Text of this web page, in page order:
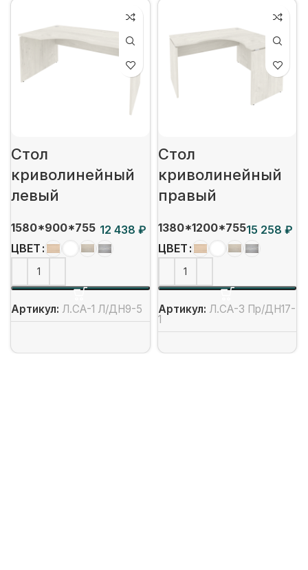
Стол
криволинейный
левый
1580*900*755
₽
ЦВЕТ
Артикул: Л.СА-1 Л/ДН9-5
Стол
криволинейный
правый
1380*1200*755
₽
ЦВЕТ
Артикул: Л.СА-3 Пр/ДН17-
1